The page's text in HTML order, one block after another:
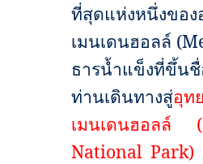
ที่สุดแห่งหนึ่งขอ
เมนเดนฮอลล์ (
ธารน้ำแข็งที่ขึ้น
ท่านเดินทางสู่อุท
เมนเดนฮอลล์
National Park)